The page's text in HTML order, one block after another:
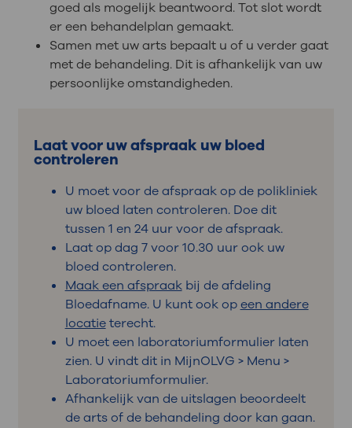
goed als mogelijk beantwoord. Tot slot wordt
er een behandelplan gemaakt.
Samen met uw arts bepaalt u of u verder gaat
met de behandeling. Dit is afhankelijk van uw
persoonlijke omstandigheden.
Laat voor uw afspraak uw bloed
controleren
U moet voor de afspraak op de polikliniek
uw bloed laten controleren. Doe dit
tussen 1 en 24 uur voor de afspraak.
Laat op dag 7 voor 10.30 uur ook uw
bloed controleren.
Maak een afspraakbij de afdeling
Bloedafname. U kunt ook opeen andere
locatieterecht.
U moet een laboratoriumformulier laten
zien. U vindt dit in MijnOLVG > Menu >
Laboratoriumformulier.
Afhankelijk van de uitslagen beoordeelt
de arts of de behandeling door kan gaan.